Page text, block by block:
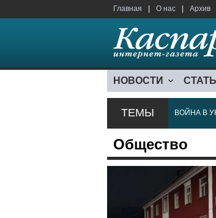
Главная О нас Архив
НОВОСТИ
ТЕМЫ ВОЙНА В
Общество